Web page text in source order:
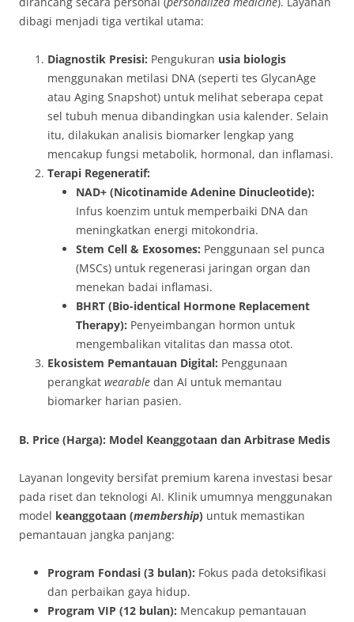
dibagi menjadi tiga vertikal utama:
Diagnostik Presisi: Pengukuran usia biologis
menggunakan metilasi DNA (seperti tes GlycanAge
atau Aging Snapshot) untuk melihat seberapa cepat
sel tubuh menua dibandingkan usia kalender. Selain
itu, dilakukan analisis biomarker lengkap yang
mencakup fungsi metabolik, hormonal, dan inflamasi.
Terapi Regeneratif:
NAD+ (Nicotinamide Adenine Dinucleotide):
Infus koenzim untuk memperbaiki DNA dan
meningkatkan energi mitokondria.
Stem Cell & Exosomes: Penggunaan sel punca
(MSCs) untuk regenerasi jaringan organ dan
menekan badai inflamasi.
BHRT (Bio-identical Hormone Replacement
Therapy): Penyeimbangan hormon untuk
mengembalikan vitalitas dan massa otot.
Ekosistem Pemantauan Digital: Penggunaan
perangkat wearable dan AI untuk memantau
biomarker harian pasien.
B. Price (Harga): Model Keanggotaan dan Arbitrase Medis
Layanan longevity bersifat premium karena investasi besar
pada riset dan teknologi AI. Klinik umumnya menggunakan
model keanggotaan (membership) untuk memastikan
pemantauan jangka panjang:
Program Fondasi (3 bulan): Fokus pada detoksifikasi
dan perbaikan gaya hidup.
Program VIP (12 bulan): Mencakup pemantauan